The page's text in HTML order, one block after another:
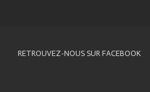
RETROUVEZ-NOUS SUR FACEBOOK